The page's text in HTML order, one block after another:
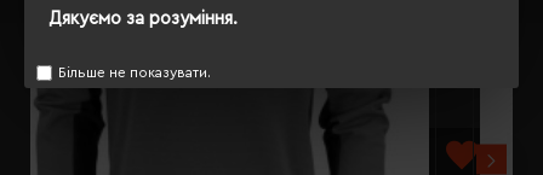
Дякуємо за розуміння.
Більше не показувати.